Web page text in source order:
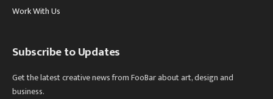
Work With Us
Subscribe to Updates
Get the latest creative news from FooBar about art, design and
business.